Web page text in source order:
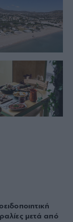
μετά από